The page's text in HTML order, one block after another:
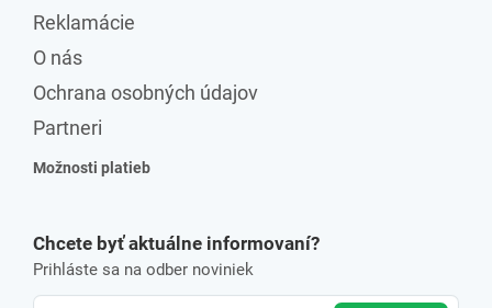
Reklamácie
O nás
Ochrana osobných údajov
Partneri
Možnosti platieb
Chcete byť aktuálne informovaní?
Prihláste sa na odber noviniek